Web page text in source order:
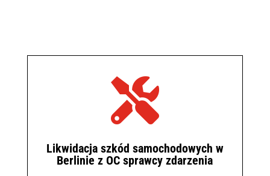

Likwidacja szkód samochodowych w
Berlinie z OC sprawcy zdarzenia